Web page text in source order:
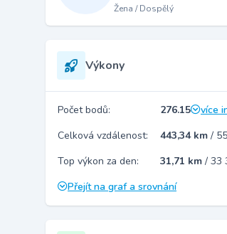
Žena / Dospělý
Výkony
Počet bodů: 276.15
více
Celková vzdálenost:
443,34 km /
Top výkon za den:
31,71 km / 33
Přejít na graf a srovnání